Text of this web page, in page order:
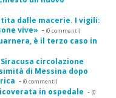
dalle macerie. I vigili:
vive» - (0 commenti)
è il terzo caso in
circolazione
di Messina dopo
- (0 commenti)
in ospedale - (0